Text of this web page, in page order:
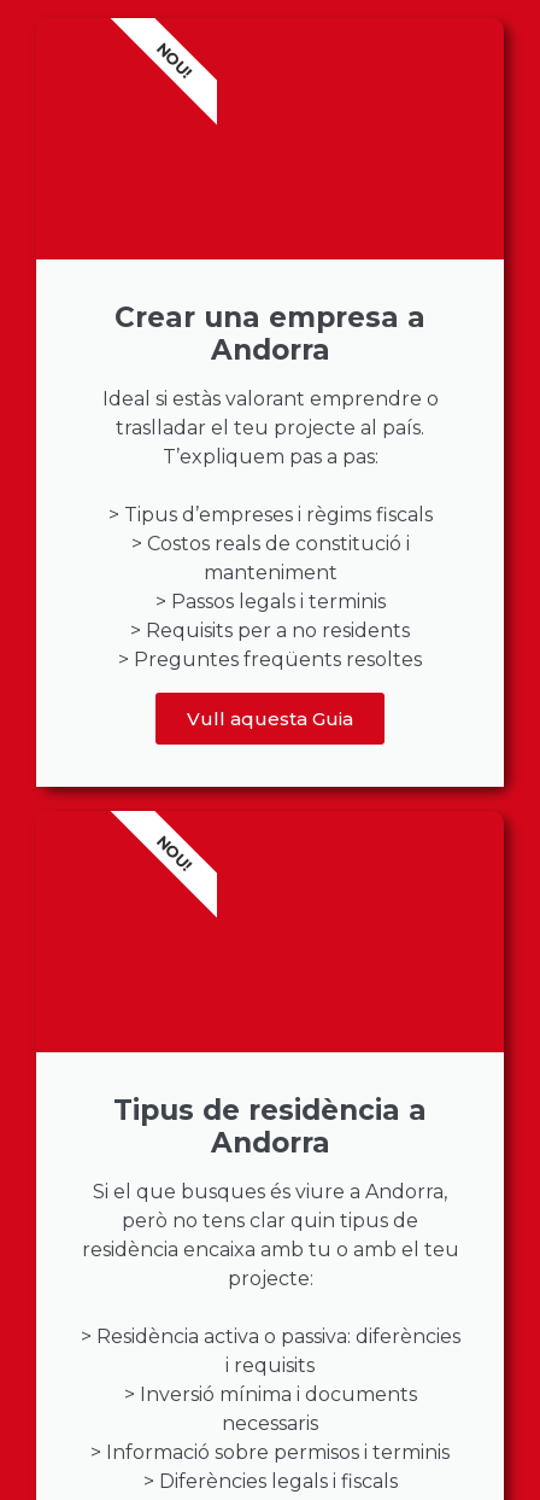
Crear una empresa a
Andorra
Ideal si estàs valorant emprendre o
traslladar el teu projecte al país.
T’expliquem pas a pas:
> Tipus d’empreses i règims fiscals
> Costos reals de constitució i
manteniment
> Passos legals i terminis
> Requisits per a no residents
> Preguntes freqüents resoltes
Vull aquesta Guia
NOU!
Tipus de residència a
Andorra
Si el que busques és viure a Andorra,
però no tens clar quin tipus de
residència encaixa amb tu o amb el teu
projecte:
> Residència activa o passiva: diferències
i requisits
> Inversió mínima i documents
necessaris
> Informació sobre permisos i terminis
> Diferències legals i fiscals
NOU!